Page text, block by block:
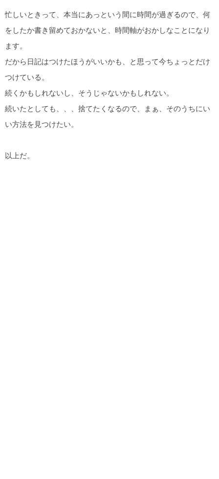
忙しいときって、本当にあっという間に時間が過ぎるので、何
をしたか書き留めておかないと、時間軸がおかしなことになり
ます。
だから日記はつけたほうがいいかも、と思って今ちょっとだけ
つけている。
続くかもしれないし、そうじゃないかもしれない。
続いたとしても、、、捨てたくなるので、まぁ、そのうちにい
い方法を見つけたい。
以上だ。